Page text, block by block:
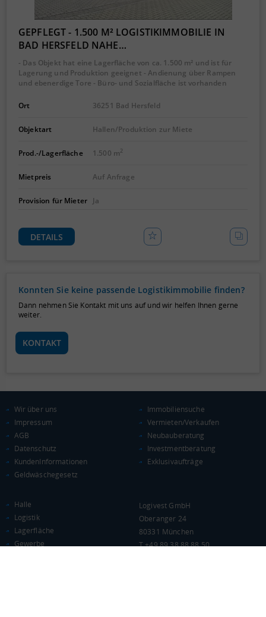
GEPFLEGT - 1.500 M² LOGISTIKIMMOBILIE IN
BAD HERSFELD NAHE…
- Das Objekt hat eine Lagerfläche von ca. 1.500 m² und ist für
Lagerung und Produktion geeignet - Andienung über Rampen
und ebenerdige Tore - Büro- und Sozialfläche ist vorhanden
Ort 36251 Bad Hersfeld
Objektart Hallen/Produktion zur Miete
Prod.-/Lagerfläche 1.500 m2
Mietpreis Auf Anfrage
Provision für Mieter Ja
DETAILS
Konnten Sie keine passende Logistikimmobilie finden?
Dann nehmen Sie Kontakt mit uns auf und wir helfen Ihnen gerne
weiter.
KONTAKT
Wir über uns
Impressum
AGB
Datenschutz
KundenInformationen
Geldwäschegesetz
Immobiliensuche
Vermieten/Verkaufen
Neubauberatung
Investmentberatung
Exklusivaufträge
Halle
Logistik
Lagerfläche
Gewerbe
Logivest GmbH
Oberanger 24
80331 München
T +49 89 38 88 88 50